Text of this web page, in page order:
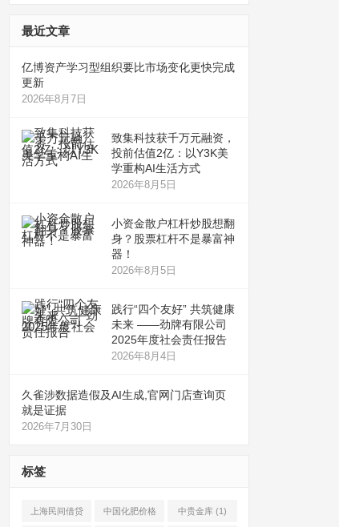
最近文章
亿博资产学习型组织要比市场变化更快完成
更新
2026年8月7日
致集科技获千万元融资，
投前估值2亿：以Y3K美
学重构AI生活方式
2026年8月5日
小资金散户杠杆炒股想翻
身？股票杠杆不是暴富神
器！
2026年8月5日
践行“四个友好” 共筑健康
未来 ——劲牌有限公司
2025年度社会责任报告
2026年8月4日
久雀涉数据造假及AI生成,官网门店查询页
就是证据
2026年7月30日
标签
上海民间借贷 中国化肥价格 中贵金库 (1)